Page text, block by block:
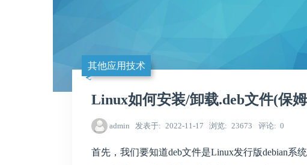
其他应用技术
Linux如何安装/卸载.deb文件(保
admin 发表于 2022-11-17 浏览 23673 评论 0
首先，我们要知道deb文件是Linux发行版debian系